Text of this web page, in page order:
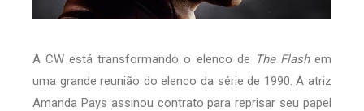
A CW está transformando o elenco de The Flashem
uma grande reunião do elenco da série de 1990. A atriz
Amanda Pays assinou contrato para reprisar seu papel